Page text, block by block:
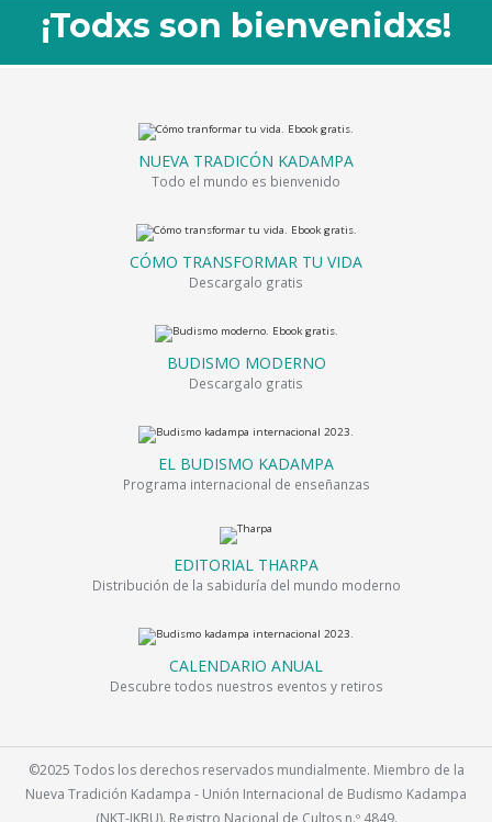
¡Todxs son bienvenidxs!
NUEVA TRADICÓN KADAMPA
Todo el mundo es bienvenido
CÓMO TRANSFORMAR TU VIDA
Descargalo gratis
BUDISMO MODERNO
Descargalo gratis
EL BUDISMO KADAMPA
Programa internacional de enseñanzas
EDITORIAL THARPA
Distribución de la sabiduría del mundo moderno
CALENDARIO ANUAL
Descubre todos nuestros eventos y retiros
©2025 Todos los derechos reservados mundialmente. Miembro de la
Nueva Tradición Kadampa - Unión Internacional de Budismo Kadampa
(NKT-IKBU). Registro Nacional de Cultos n.º 4849.